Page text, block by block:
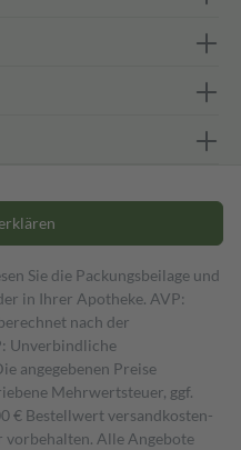
Sie die Packungsbeilage und
in Ihrer Apotheke. AVP:
nach der
Unverbindliche
angegebenen Preise
Mehrwertsteuer, ggf.
€ Bestell­wert versand­kosten­
Alle Angebote